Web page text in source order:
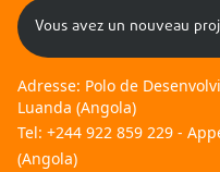
Vous avez un nouveau
Adresse: Polo de
Luanda (Angola)
Tel: +244 922 859 229 -
(Angola)